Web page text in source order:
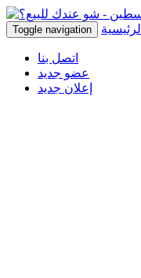
Toggle navigation الرئيسية
اتصل بنا
عضو جديد
إعلان جديد